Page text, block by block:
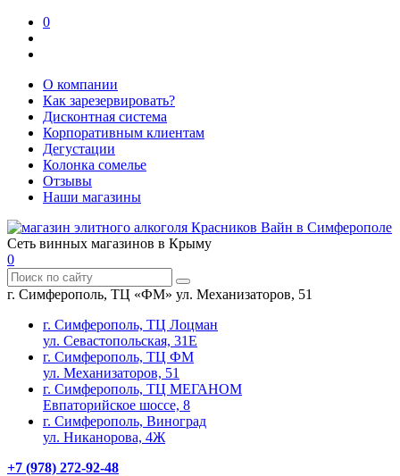
0
О компании
Как зарезервировать?
Дисконтная система
Корпоративным клиентам
Дегустации
Колонка сомелье
Отзывы
Наши магазины
Сеть винных магазинов в Крыму
0
г. Симферополь, ТЦ «ФМ» ул. Механизаторов, 51
г. Симферополь, ТЦ Лоцман
ул. Севастопольская, 31Е
г. Симферополь, ТЦ ФМ
ул. Механизаторов, 51
г. Симферополь, ТЦ МЕГАНОМ
Евпаторийское шоссе, 8
г. Симферополь, Виноград
ул. Никанорова, 4Ж
+7 (978) 272-92-48